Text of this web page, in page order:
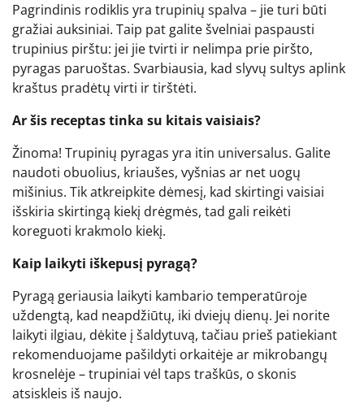
Pagrindinis rodiklis yra trupinių spalva – jie turi būti
gražiai auksiniai. Taip pat galite švelniai paspausti
trupinius pirštu: jei jie tvirti ir nelimpa prie piršto,
pyragas paruoštas. Svarbiausia, kad slyvų sultys aplink
kraštus pradėtų virti ir tirštėti.
Ar šis receptas tinka su kitais vaisiais?
Žinoma! Trupinių pyragas yra itin universalus. Galite
naudoti obuolius, kriaušes, vyšnias ar net uogų
mišinius. Tik atkreipkite dėmesį, kad skirtingi vaisiai
išskiria skirtingą kiekį drėgmės, tad gali reikėti
koreguoti krakmolo kiekį.
Kaip laikyti iškepusį pyragą?
Pyragą geriausia laikyti kambario temperatūroje
uždengtą, kad neapdžiūtų, iki dviejų dienų. Jei norite
laikyti ilgiau, dėkite į šaldytuvą, tačiau prieš patiekiant
rekomenduojame pašildyti orkaitėje ar mikrobangų
krosnelėje – trupiniai vėl taps traškūs, o skonis
atsiskleis iš naujo.